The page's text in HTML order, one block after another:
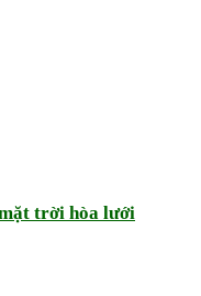
trời hòa lưới